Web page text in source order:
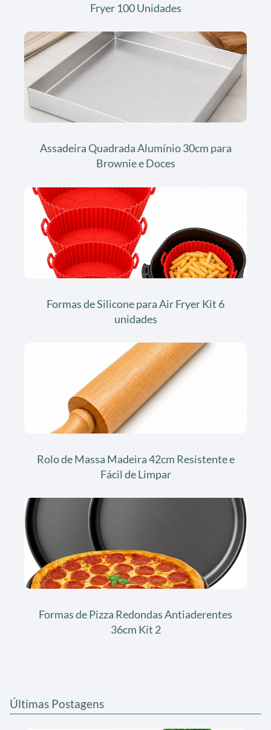
Fryer 100 Unidades
Assadeira Quadrada Alumínio 30cm para
Brownie e Doces
Formas de Silicone para Air Fryer Kit 6
unidades
Rolo de Massa Madeira 42cm Resistente e
Fácil de Limpar
Formas de Pizza Redondas Antiaderentes
36cm Kit 2
Últimas Postagens